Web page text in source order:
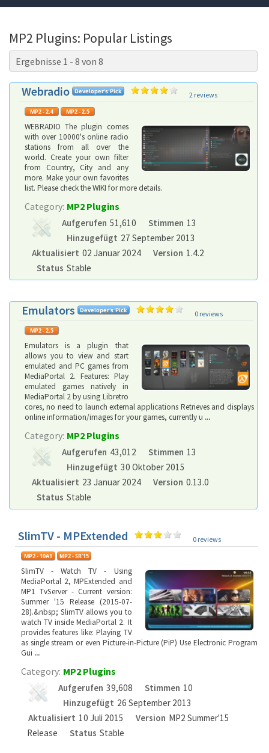
MP2 Plugins: Popular Listings
Ergebnisse 1 - 8 von 8
Webradio 2 reviews
WEBRADIO The plugin comes
with over 10000's online radio
stations from all over the
world. Create your own filter
from Country, City and any
more. Make your own favorites
list. Please check the WIKI for more details.
Category: MP2 Plugins
Aufgerufen 51,610 Stimmen 13
Hinzugefügt 27 September 2013
Aktualisiert 02 Januar 2024 Version 1.4.2
Status Stable
Emulators 0 reviews
Emulators is a plugin that
allows you to view and start
emulated and PC games from
MediaPortal 2. Features: Play
emulated games natively in
MediaPortal 2 by using Libretro
cores, no need to launch external applications Retrieves and displays
online information/images for your games, currently u ...
Category: MP2 Plugins
Aufgerufen 43,012 Stimmen 13
Hinzugefügt 30 Oktober 2015
Aktualisiert 23 Januar 2024 Version 0.13.0
Status Stable
SlimTV - MPExtended 0 reviews
SlimTV - Watch TV - Using
MediaPortal 2, MPExtended and
MP1 TvServer - Current version:
Summer '15 Release (2015-07-
28).&nbsp; SlimTV allows you to
watch TV inside MediaPortal 2. It
provides features like: Playing TV
as single stream or even Picture-in-Picture (PiP) Use Electronic Program
Gui ...
Category: MP2 Plugins
Aufgerufen 39,608 Stimmen 10
Hinzugefügt 26 September 2013
Aktualisiert 10 Juli 2015 Version MP2 Summer'15
Release
Status Stable